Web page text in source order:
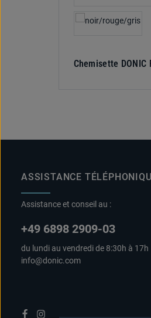
Chemisette DONIC
ASSISTANCE
Assistance et conseil au :
+49 6898 2909-03
du lundi au vendredi de 8:30h à 17h
info@donic.com